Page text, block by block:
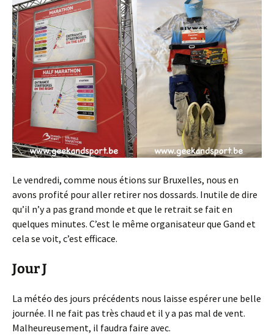
Le vendredi, comme nous étions sur Bruxelles, nous en
avons profité pour aller retirer nos dossards. Inutile de dire
qu’il n’y a pas grand monde et que le retrait se fait en
quelques minutes. C’est le même organisateur que Gand et
cela se voit, c’est efficace.
Jour J
La météo des jours précédents nous laisse espérer une belle
journée. Il ne fait pas très chaud et il y a pas mal de vent.
Malheureusement, il faudra faire avec.